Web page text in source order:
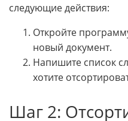
следующие действия:
Откройте
новый документ.
Напишите список
хотите
Шаг 2: